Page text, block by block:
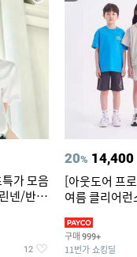
가 모음
12
20% 14,400
[아웃도어 프
여름 클리어
구매 999+
11번가 쇼킹딜